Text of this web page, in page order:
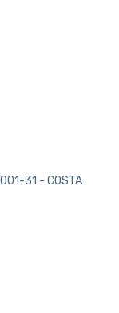
31 - COSTA